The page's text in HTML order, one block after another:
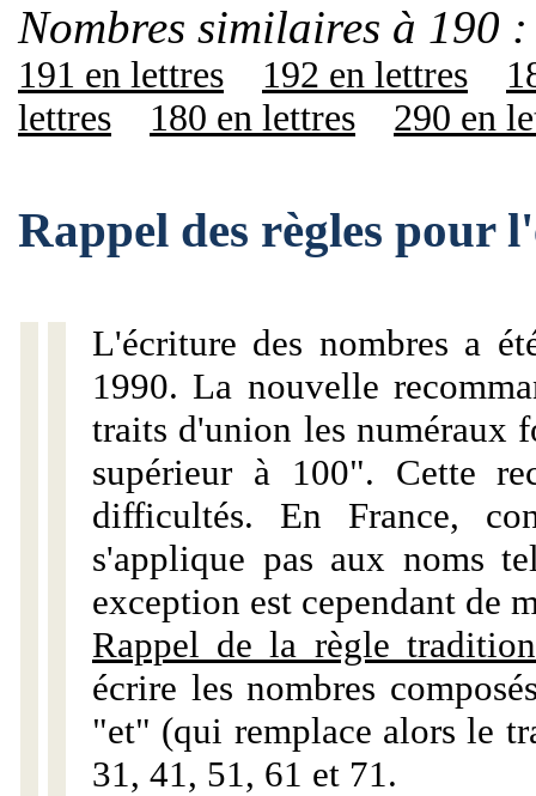
Nombres similaires à 190 :
191 en lettres 192 en lettres
lettres
180 en lettres 290 en
Rappel des règles pour
L'écriture des nombres a
1990. La nouvelle
traits d'union les numéraux
supérieur à 100". Cette
difficultés. En France,
s'applique pas aux noms
exception est cependant de
Rappel de la règle
écrire les nombres
"et" (qui remplace alors le
31, 41, 51, 61 et 71.